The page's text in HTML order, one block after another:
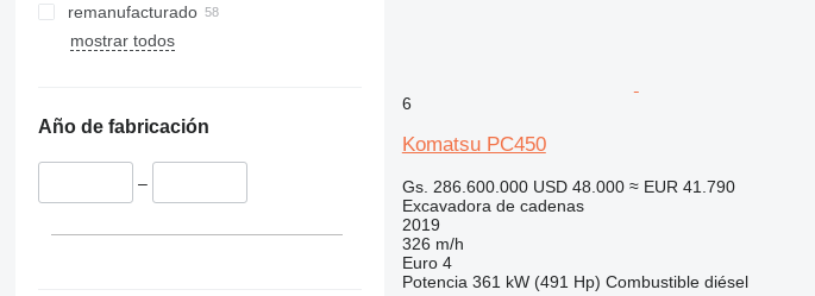
remanufacturado
mostrar todos
Año de fabricación
–
6
Komatsu PC450
Gs. 286.600.000 USD 48.000 ≈ EUR 41.790
Excavadora de cadenas
2019
326 m/h
Euro 4
Potencia 361 kW (491 Hp) Combustible diésel